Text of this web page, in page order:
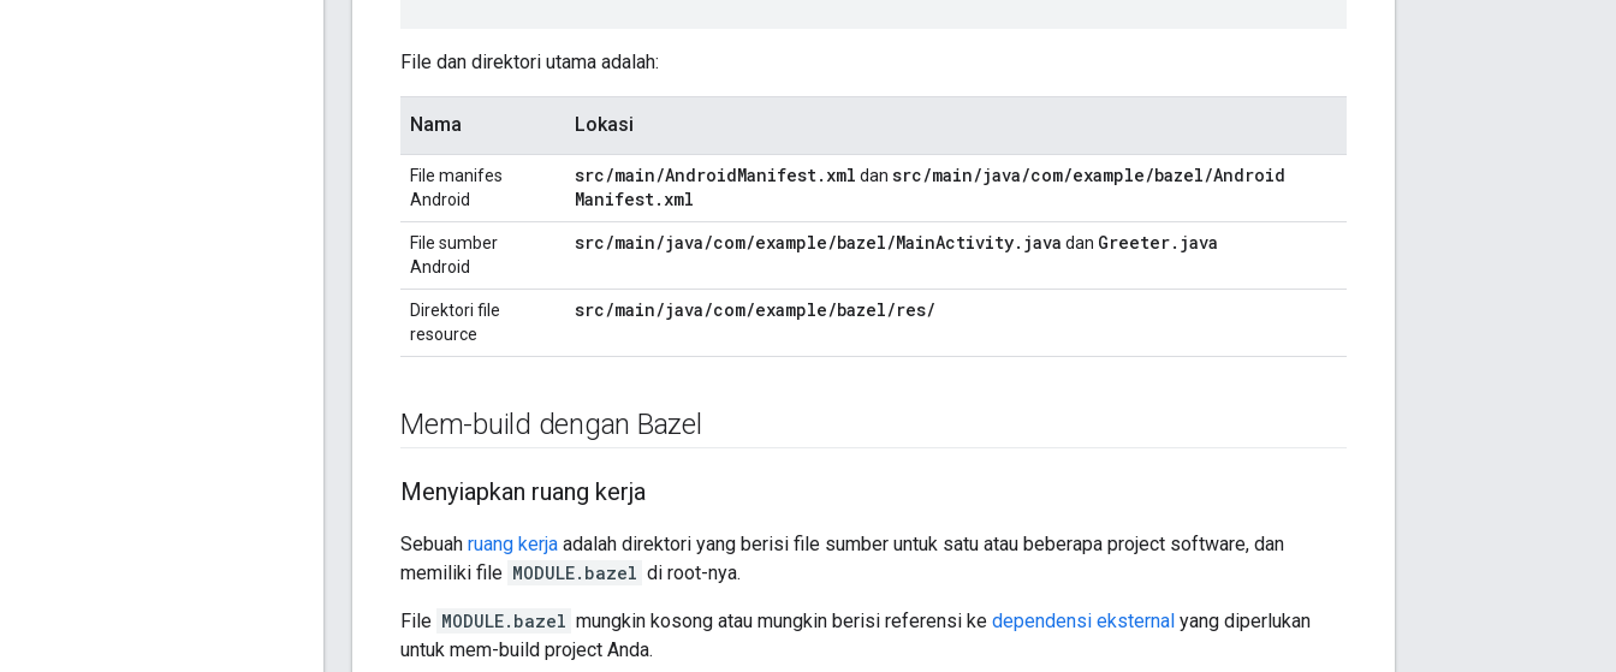
File dan direktori utama adalah:
Nama Lokasi
File manifes
Android
src/main/AndroidManifest. xml dan src/main/java/com/example/bazel/Android
Manifest. xml
File sumber
Android
src/main/java/com/example/bazel/MainActivity. java dan Greeter. java
Direktori file
resource
src/main/java/com/example/bazel/res/
Mem-build dengan Bazel
Menyiapkan ruang kerja
Sebuah ruang kerja adalah direktori yang berisi file sumber untuk satu atau beberapa project software, dan
memiliki file MODULE.bazel di root-nya.
File MODULE.bazel mungkin kosong atau mungkin berisi referensi ke dependensi eksternal yang diperlukan
untuk mem-build project Anda.